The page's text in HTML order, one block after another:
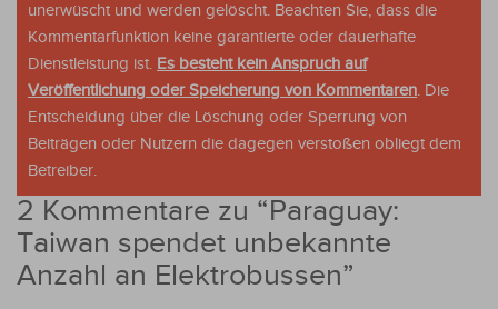
unerwüscht und werden gelöscht. Beachten Sie, dass die
Kommentarfunktion keine garantierte oder dauerhafte
Dienstleistung ist. Es besteht kein Anspruch auf
Veröffentlichung oder Speicherung von Kommentaren. Die
Entscheidung über die Löschung oder Sperrung von
Beiträgen oder Nutzern die dagegen verstoßen obliegt dem
Betreiber.
2 Kommentare zu “Paraguay:
Taiwan spendet unbekannte
Anzahl an Elektrobussen”